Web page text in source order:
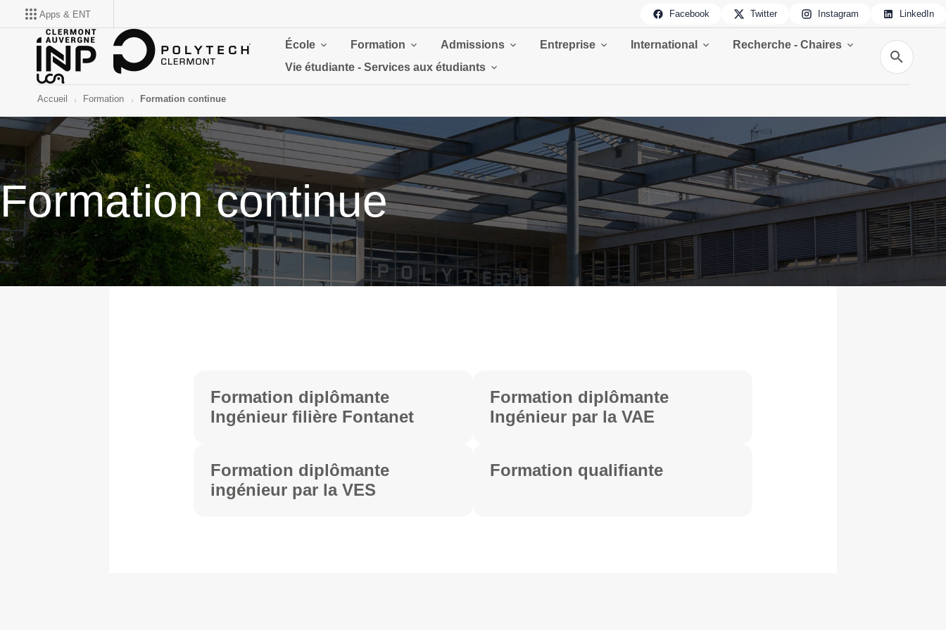
Apps & ENT Facebook Twitter Instagram LinkedIn
École Formation Admissions Entreprise International
Recherche - Chaires
Vie étudiante - Services aux étudiants
Recherche
Accueil Formation Formation continue
Formation continue
Formation diplômante
Ingénieur filière Fontanet
Formation diplômante
Ingénieur par la VAE
Formation diplômante
ingénieur par la VES
Formation qualifiante